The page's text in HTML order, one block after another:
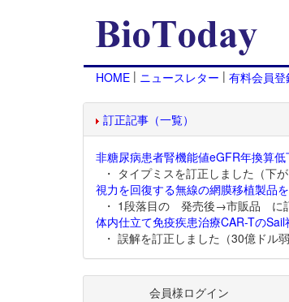
HOME | ニュースレター | 有料会員登
訂正記事（一覧）
非糖尿病患者腎機能値eGFR年換算
・ タイプミスを訂正しました（下
視力を回復する無線の網膜移植製品
・ 1段落目の 発売後→市販品 に訂
体内仕立て免疫疾患治療CAR-Tの
・ 誤解を訂正しました（30億ドル
会員様ログイン